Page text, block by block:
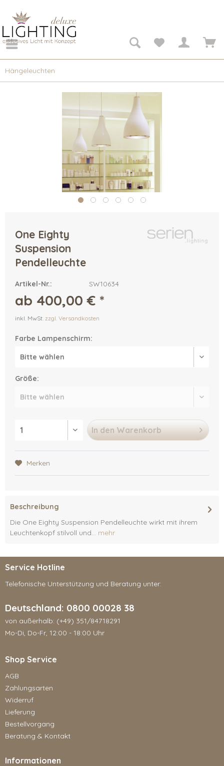
Hängeleuchten
One Eighty
Suspension
Pendelleuchte
Artikel-Nr.: SW10634
ab 400,00 € *
inkl. MwSt. zzgl. Versandkosten
Farbe Lampenschirm:
Größe:
In den Warenkorb
Merken
Beschreibung
Die One Eighty Suspension Pendelleuchte wirkt mit ihrem
Leuchtenkopf stilvoll und... mehr
Service Hotline
Telefonische Unterstützung und Beratung unter:
Deutschland: 0800 00028 38
von außerhalb: (+49) 351/84718291
Mo-Di, Do-Fr, 12:00 - 18:00 Uhr
Shop Service
AGB
Zahlungsarten
Widerruf
Lieferung
Bestellvorgang
Beratung & Kontakt
Informationen